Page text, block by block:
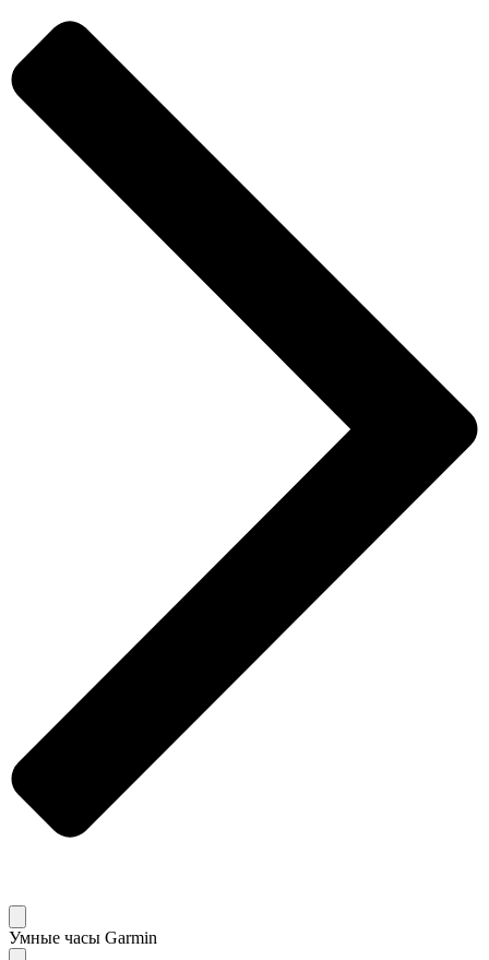
Умные часы Garmin